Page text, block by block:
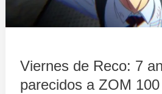
Viernes de Reco: 7
parecidos a ZOM 100